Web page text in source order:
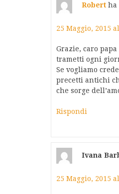
Robert ha
25 Maggio, 2015
Grazie, caro
trametti ogni
Se vogliamo
precetti antichi
che sorge
Rispondi
Ivana
25 Maggio, 2015